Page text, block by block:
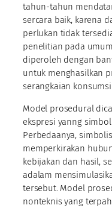
tahun-tahun
sercara baik, karena
perlukan tidak
penelitian pada
diperoleh dengan
untuk menghasilkan
serangkaian
Model prosedural
ekspresi yanng
Perbedaanya,
memperkirakan
kebijakan dan hasil,
adalam
tersebut. Model
nonteknis yang